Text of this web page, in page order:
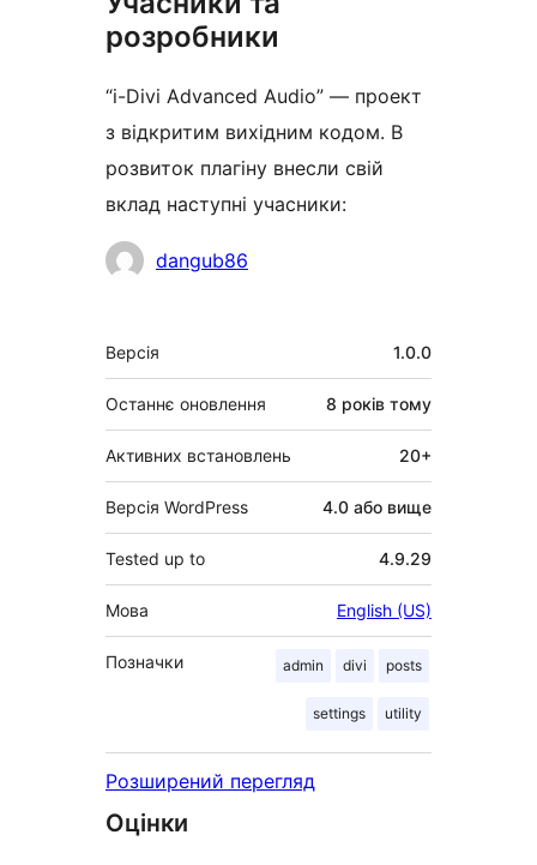
розробники
“i-Divi Advanced Audio” — проект
з відкритим вихідним кодом. В
розвиток плагіну внесли свій
вклад наступні учасники:
Учасникиdangub86
Мета
Версія 1.0.0
Останнє оновлення 8 років тому
Активних встановлень 20+
Версія WordPress 4.0 або вище
Tested up to 4.9.29
Мова English (US)
Позначки admin divi posts
settings utility
Розширений перегляд
Оцінки